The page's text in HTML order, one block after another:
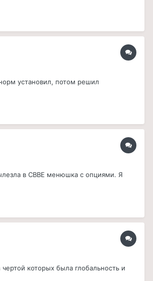
установил, потом решил
в CBBE менюшка с опциями. Я
которых была глобальность и